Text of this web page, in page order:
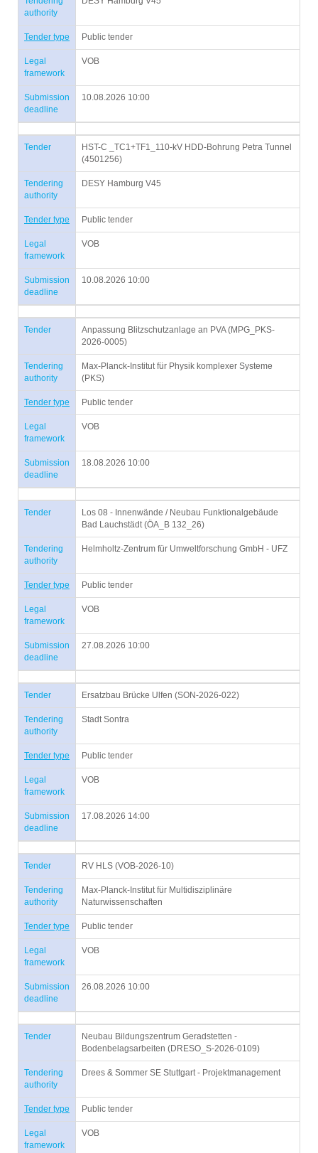
authority
Tender type Public tender
Legal
framework
VOB
Submission
deadline
10.08.2026 10:00
Tender
HST-C _TC1+TF1_110-kV HDD-Bohrung Petra Tunnel
(4501256)
Tendering
authority
DESY Hamburg V45
Tender type Public tender
Legal
framework
VOB
Submission
deadline
10.08.2026 10:00
Tender
Anpassung Blitzschutzanlage an PVA (MPG_PKS-
2026-0005)
Tendering
authority
Max-Planck-Institut für Physik komplexer Systeme
(PKS)
Tender type Public tender
Legal
framework
VOB
Submission
deadline
18.08.2026 10:00
Tender
Los 08 - Innenwände / Neubau Funktionalgebäude
Bad Lauchstädt (ÖA_B 132_26)
Tendering
authority
Helmholtz-Zentrum für Umweltforschung GmbH - UFZ
Tender type Public tender
Legal
framework
VOB
Submission
deadline
27.08.2026 10:00
Tender Ersatzbau Brücke Ulfen (SON-2026-022)
Tendering
authority
Stadt Sontra
Tender type Public tender
Legal
framework
VOB
Submission
deadline
17.08.2026 14:00
Tender RV HLS (VOB-2026-10)
Tendering
authority
Max-Planck-Institut für Multidisziplinäre
Naturwissenschaften
Tender type Public tender
Legal
framework
VOB
Submission
deadline
26.08.2026 10:00
Tender
Neubau Bildungszentrum Geradstetten -
Bodenbelagsarbeiten (DRESO_S-2026-0109)
Tendering
authority
Drees & Sommer SE Stuttgart - Projektmanagement
Tender type Public tender
Legal
framework
VOB